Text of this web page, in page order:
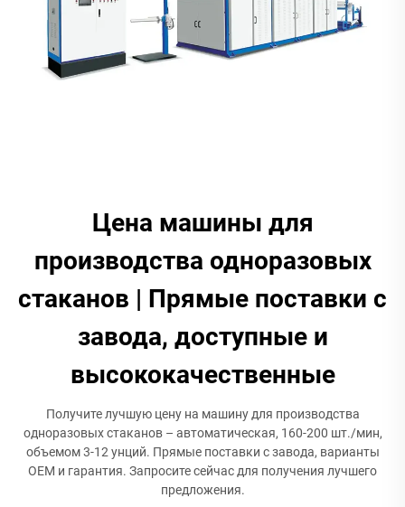
Цена машины для
производства одноразовых
стаканов | Прямые поставки с
завода, доступные и
высококачественные
Получите лучшую цену на машину для производства
одноразовых стаканов – автоматическая, 160-200 шт./мин,
объемом 3-12 унций. Прямые поставки с завода, варианты
OEM и гарантия. Запросите сейчас для получения лучшего
предложения.